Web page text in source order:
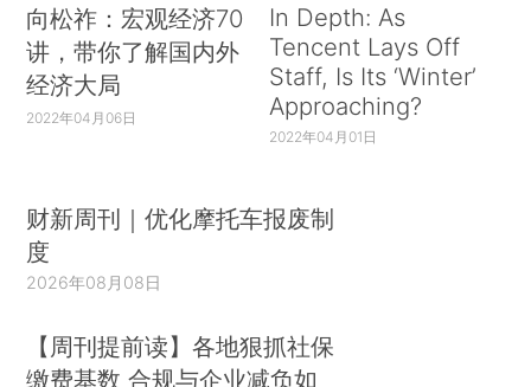
向松祚：宏观经济70
讲，带你了解国内外
经济大局
2022年04月06日
In Depth: As
Tencent Lays Off
Staff, Is Its ‘Winter’
Approaching?
2022年04月01日
财新周刊｜优化摩托车报废制
度
2026年08月08日
【周刊提前读】各地狠抓社保
缴费基数 合规与企业减负如